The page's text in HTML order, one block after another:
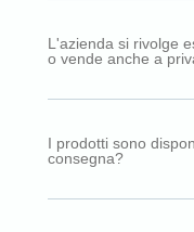
L'azienda si rivolge
o vende anche a
I prodotti sono
consegna?